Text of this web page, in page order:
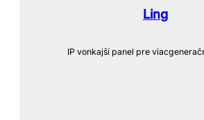
Ling
IP vonkajší panel pre